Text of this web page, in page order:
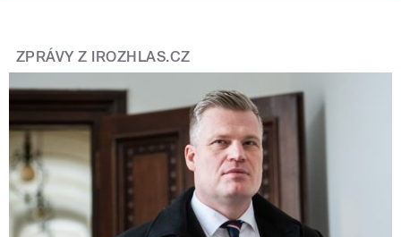
ZPRÁVY Z IROZHLAS.CZ